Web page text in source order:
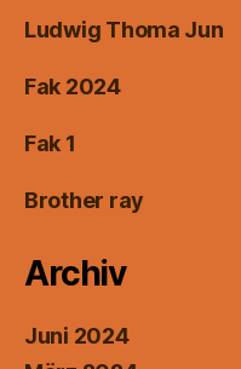
Ludwig Thoma Jun
Fak 2024
Fak 1
Brother ray
Archiv
Juni 2024